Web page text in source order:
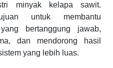
minyak kelapa sawit.
untuk membantu
bertanggung jawab,
dan mendorong hasil
yang lebih luas.